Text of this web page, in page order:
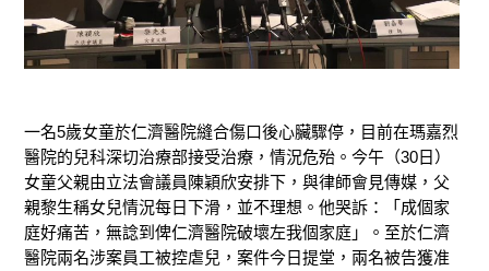
一名5歲女童於仁濟醫院縫合傷口後心臟驟停，目前在瑪嘉烈
醫院的兒科深切治療部接受治療，情況危殆。今午（30日）
女童父親由立法會議員陳穎欣安排下，與律師會見傳媒，父
親黎生稱女兒情況每日下滑，並不理想。他哭訴：「成個家
庭好痛苦，無諗到俾仁濟醫院破壞左我個家庭」。至於仁濟
醫院兩名涉案員工被控虐兒，案件今日提堂，兩名被告獲准